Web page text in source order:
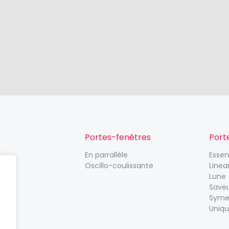
Portes-fenêtres
En parrallèle
Oscillo-coulissante
Lune